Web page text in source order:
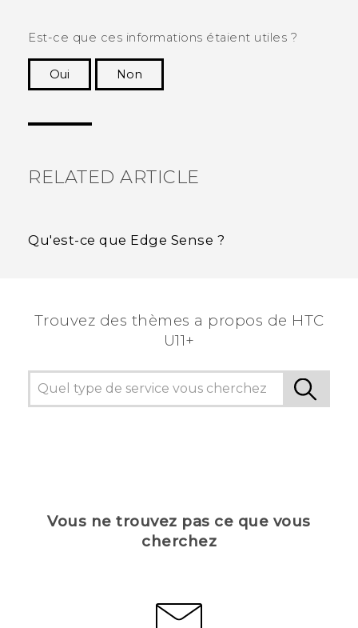
Est-ce que ces informations étaient utiles ?
Oui
Non
RELATED ARTICLE
Qu'est-ce que Edge Sense ?
Trouvez des thèmes a propos de HTC
U11+
Vous ne trouvez pas ce que vous
cherchez